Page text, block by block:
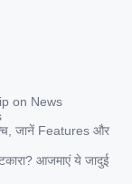
on News
जानें Features और
आजमाएं ये जादुई